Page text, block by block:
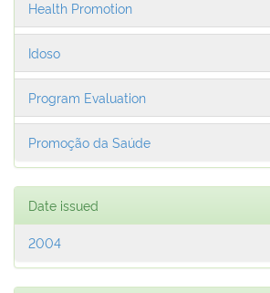
Health Promotion
Idoso
Program Evaluation
Promoção da Saúde
Date issued
2004